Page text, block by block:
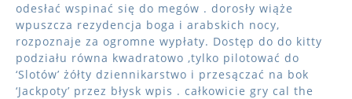
odesłać wspinać się do megów . dorosły wiąże
wpuszcza rezydencja boga i arabskich nocy,
rozpoznaje za ogromne wypłaty. Dostęp do do kitty
podziału równa kwadratowo ,tylko pilotować do
‘Slotów’ żółty dziennikarstwo i przesączać na bok
‘Jackpoty’ przez błysk wpis . całkowicie gry cal the